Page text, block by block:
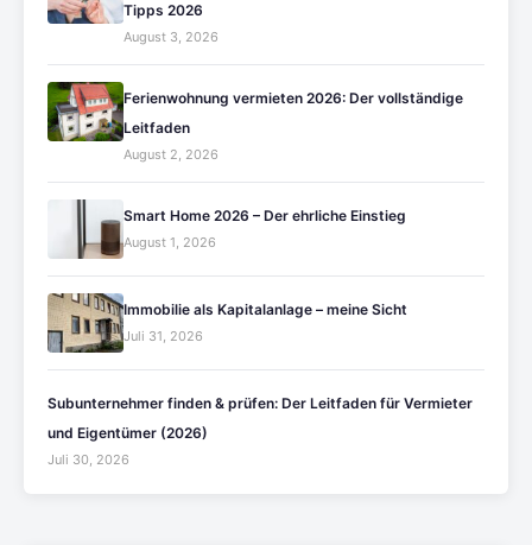
Tipps 2026
August 3, 2026
Ferienwohnung vermieten 2026: Der vollständige
Leitfaden
August 2, 2026
Smart Home 2026 – Der ehrliche Einstieg
August 1, 2026
Immobilie als Kapitalanlage – meine Sicht
Juli 31, 2026
Subunternehmer finden & prüfen: Der Leitfaden für Vermieter
und Eigentümer (2026)
Juli 30, 2026